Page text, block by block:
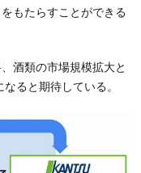
もたらすことができる
酒類の市場規模拡大と
ると期待している。